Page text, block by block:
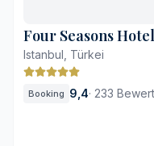
Four Seasons
Istanbul, Türkei
Booking 9,4· 233